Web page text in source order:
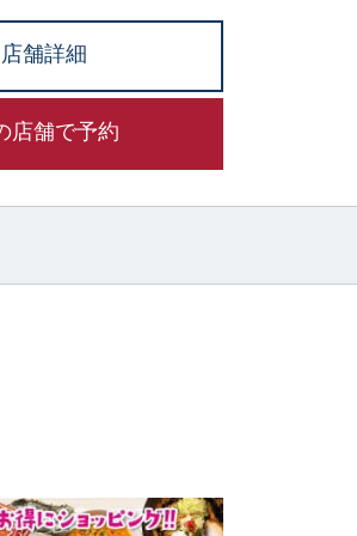
店舗詳細
店舗で予約